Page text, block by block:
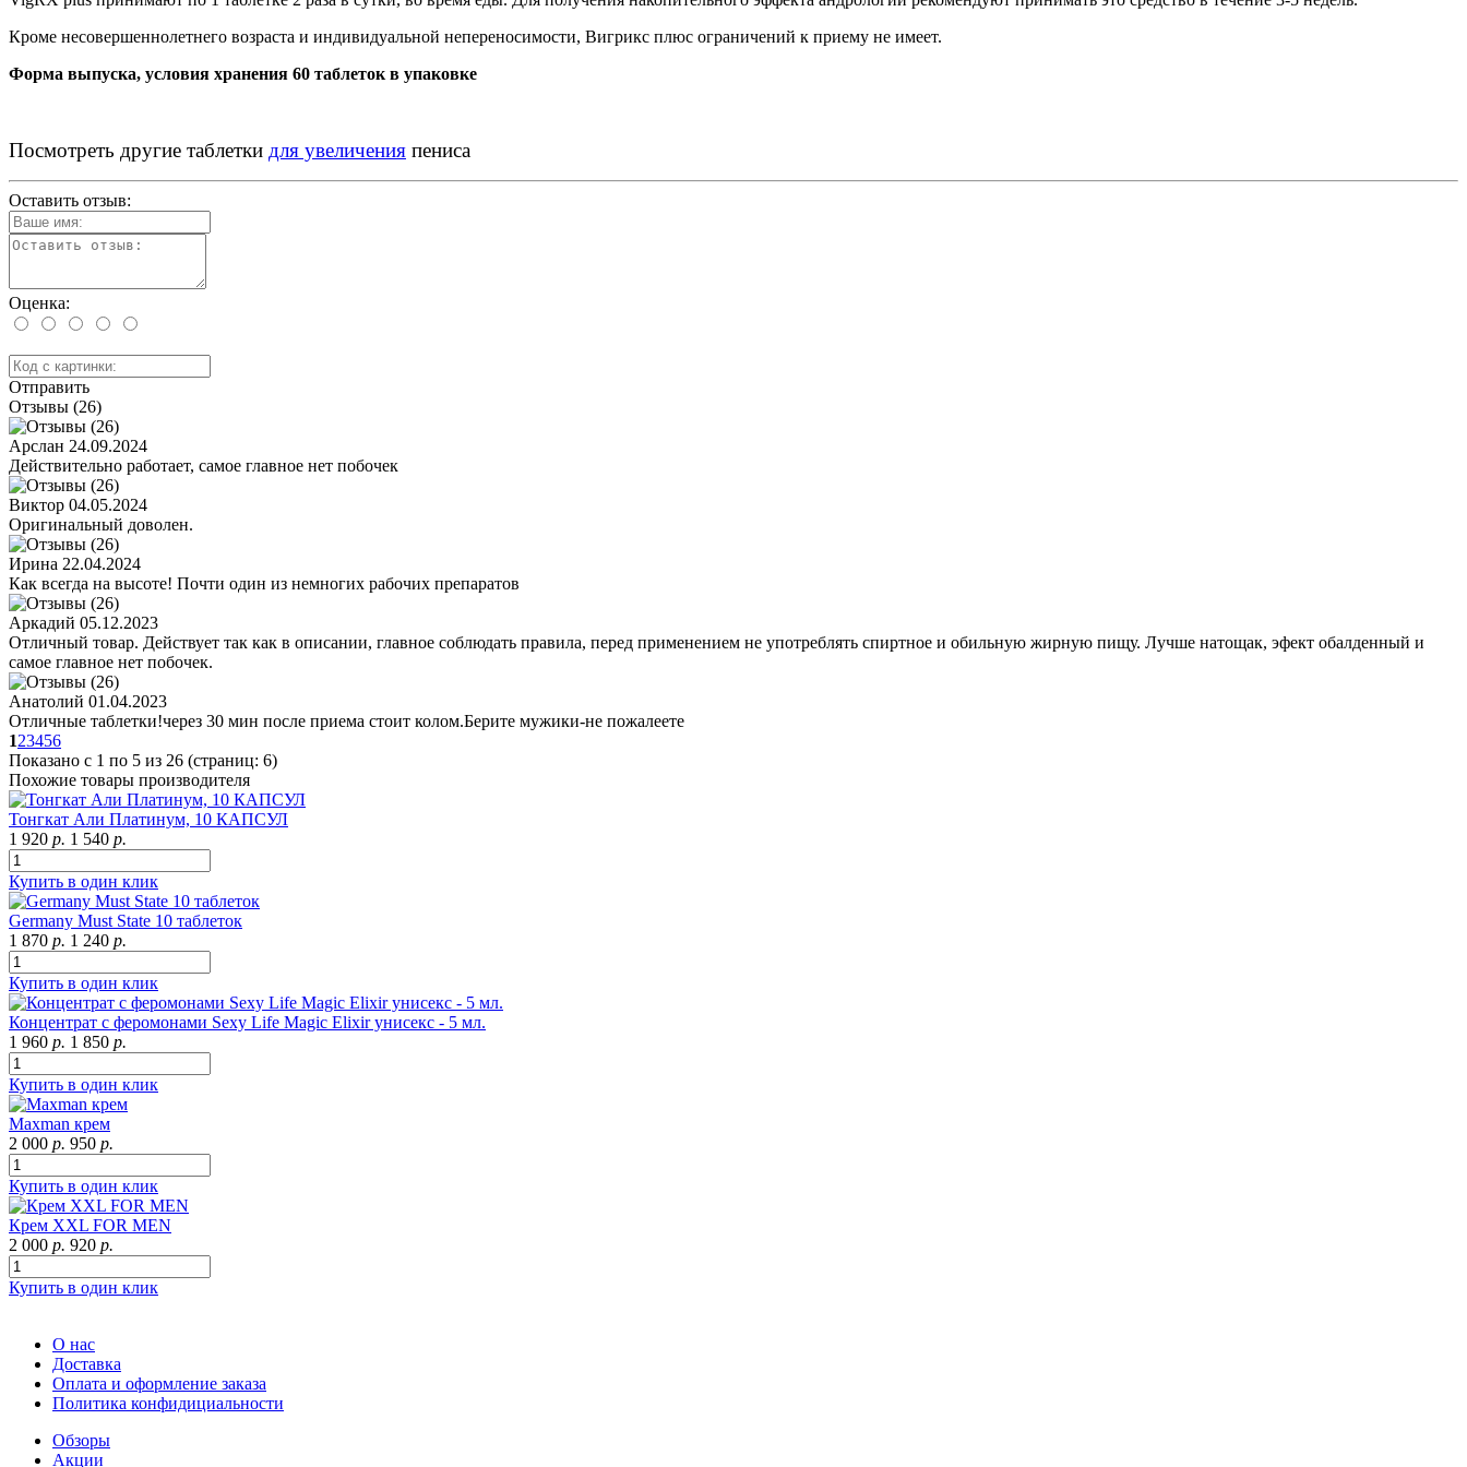
Кроме несовершеннолетнего возраста и индивидуальной непереносимости, Вигрикс плюс ограничений к приему не имеет.
Форма выпуска, условия хранения 60 таблеток в упаковке
Посмотреть другие таблетки для увеличения пениса
Оставить отзыв:
Оценка:
Отправить
Отзывы (26)
Арслан 24.09.2024
Действительно работает, самое главное нет побочек
Виктор 04.05.2024
Оригинальный доволен.
Ирина 22.04.2024
Как всегда на высоте! Почти один из немногих рабочих препаратов
Аркадий 05.12.2023
Отличный товар. Действует так как в описании, главное соблюдать правила, перед применением не употреблять спиртное и обильную жирную пищу. Лучше натощак, эфект обалденный и
самое главное нет побочек.
Анатолий 01.04.2023
Отличные таблетки!через 30 мин после приема стоит колом.Берите мужики-не пожалеете
123456
Показано с 1 по 5 из 26 (страниц: 6)
Похожие товары производителя
Тонгкат Али Платинум, 10 КАПСУЛ
1 920 р. 1 540 р.
Купить в один клик
Germany Must State 10 таблеток
1 870 р. 1 240 р.
Купить в один клик
Концентрат с феромонами Sexy Life Magic Elixir унисекс - 5 мл.
1 960 р. 1 850 р.
Купить в один клик
Maxman крем
2 000 р. 950 р.
Купить в один клик
Крем XXL FOR MEN
2 000 р. 920 р.
Купить в один клик
О нас
Доставка
Оплата и оформление заказа
Политика конфидициальности
Обзоры
Акции